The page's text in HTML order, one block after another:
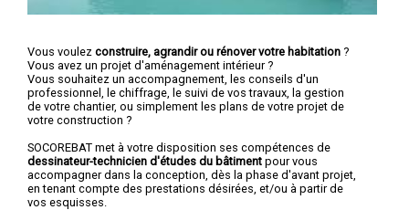
Vous voulez construire, agrandir ou rénover votre habitation ?
Vous avez un projet d'aménagement intérieur ?
Vous souhaitez un accompagnement, les conseils d'un
professionnel, le chiffrage, le suivi de vos travaux, la gestion
de votre chantier, ou simplement les plans de votre projet de
votre construction ?
SOCOREBAT met à votre disposition ses compétences de
dessinateur-technicien d'études du bâtiment pour vous
accompagner dans la conception, dès la phase d'avant projet,
en tenant compte des prestations désirées, et/ou à partir de
vos esquisses.